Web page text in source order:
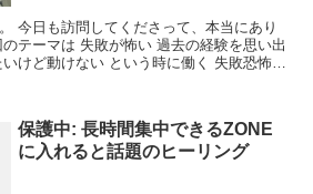
今日も訪問してくださって、本当にあり
けど動けない という時に働く 失敗恐怖ブ
保護中: 長時間集中できるZONE
に入れると話題のヒーリング